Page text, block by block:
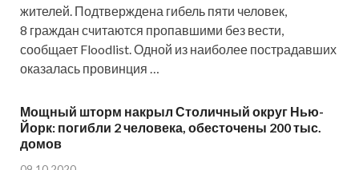
жителей. Подтверждена гибель пяти человек,
8 граждан считаются пропавшими без вести,
сообщает Floodlist. Одной из наиболее пострадавших
оказалась провинция …
Мощный шторм накрыл Столичный округ Нью-
Йорк: погибли 2 человека, обесточены 200 тыс.
домов